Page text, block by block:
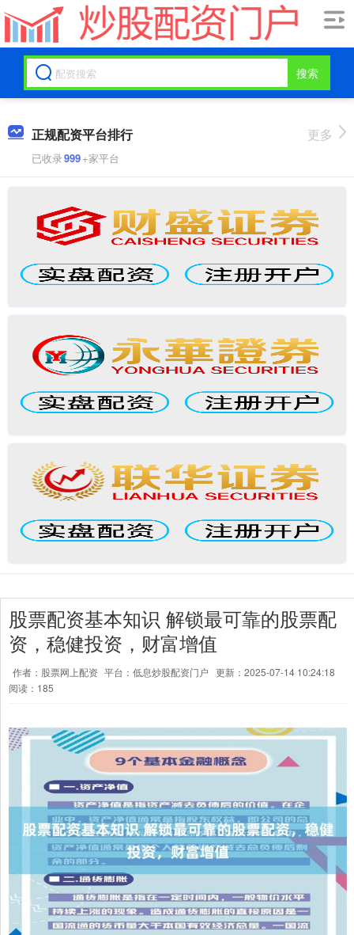
搜索
正规配资平台排行
已收录999+家平台
更多
股票配资基本知识 解锁最可靠的股票配
资，稳健投资，财富增值
作者：股票网上配资 平台：低息炒股配资门户 更新：2025-07-14 10:24:18
阅读：185